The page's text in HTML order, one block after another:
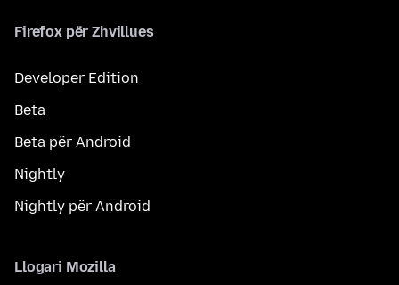
Firefox për Zhvillues
Developer Edition
Beta
Beta për Android
Nightly
Nightly për Android
Llogari Mozilla